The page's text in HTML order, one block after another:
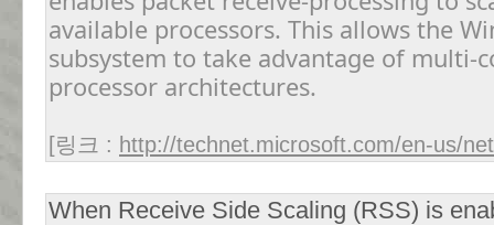
available processors. This allows the
subsystem to take advantage of multi-
processor architectures.
[링크 : http://technet.microsoft.com/en-us/
When Receive Side Scaling (RSS) is